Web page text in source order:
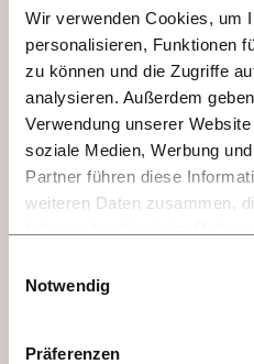
Wir verwenden Cookies, um
personalisieren, Funktionen
zu können und die Zugriffe
analysieren. Außerdem
Verwendung unserer
soziale Medien, Werbung
Partner führen diese
weiteren Daten zusammen,
Notwendig
Präferenzen
sur-Saône beginnt
wo das Schiff anlegt.
erschließt sich diese
bereits Julius Cäsar
und deren Museum
Fotografie
sieht man hübsches
Versaille